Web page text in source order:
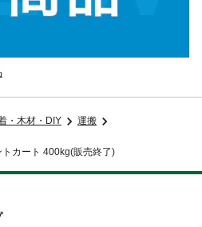
・木材・DIY
運搬
トカート 400kg(販売終了)